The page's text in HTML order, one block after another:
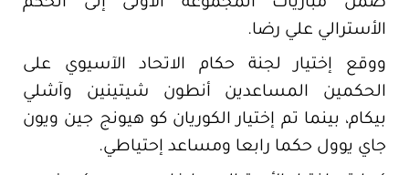
ضمن مباريات المجموعة الأولى إلى الحكم
الأسترالي علي رضا.
ووقع إختيار لجنة حكام الاتحاد الآسيوي على
الحكمين المساعدين أنطون شيتينين وآشلي
بيكام، بينما تم إختيار الكوريان كو هيونج جين ويون
جاي يوول حكما رابعا ومساعد إحتياطي.